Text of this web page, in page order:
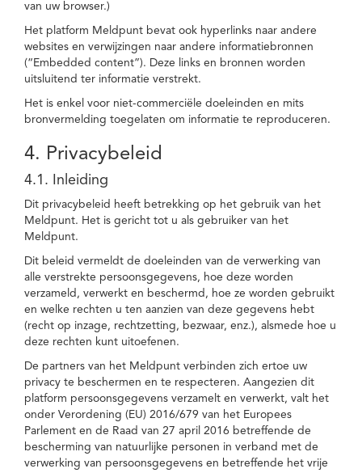
van uw browser.)
Het platform Meldpunt bevat ook hyperlinks naar andere
websites en verwijzingen naar andere informatiebronnen
(“Embedded content”). Deze links en bronnen worden
uitsluitend ter informatie verstrekt.
Het is enkel voor niet-commerciële doeleinden en mits
bronvermelding toegelaten om informatie te reproduceren.
4. Privacybeleid
4.1. Inleiding
Dit privacybeleid heeft betrekking op het gebruik van het
Meldpunt. Het is gericht tot u als gebruiker van het
Meldpunt.
Dit beleid vermeldt de doeleinden van de verwerking van
alle verstrekte persoonsgegevens, hoe deze worden
verzameld, verwerkt en beschermd, hoe ze worden gebruikt
en welke rechten u ten aanzien van deze gegevens hebt
(recht op inzage, rechtzetting, bezwaar, enz.), alsmede hoe u
deze rechten kunt uitoefenen.
De partners van het Meldpunt verbinden zich ertoe uw
privacy te beschermen en te respecteren. Aangezien dit
platform persoonsgegevens verzamelt en verwerkt, valt het
onder Verordening (EU) 2016/679 van het Europees
Parlement en de Raad van 27 april 2016 betreffende de
bescherming van natuurlijke personen in verband met de
verwerking van persoonsgegevens en betreffende het vrije